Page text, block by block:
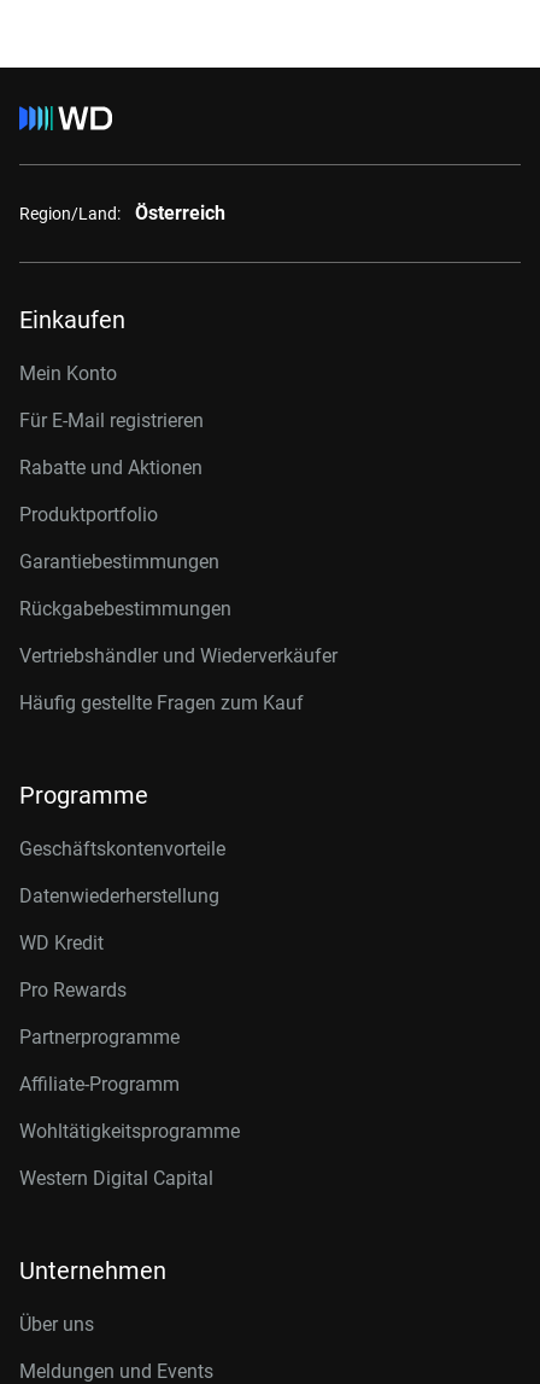
Region/Land: Österreich
Einkaufen
Mein Konto
Für E-Mail registrieren
Rabatte und Aktionen
Produktportfolio
Garantiebestimmungen
Rückgabebestimmungen
Vertriebshändler und Wiederverkäufer
Häufig gestellte Fragen zum Kauf
Programme
Geschäftskontenvorteile
Datenwiederherstellung
WD Kredit
Pro Rewards
Partnerprogramme
Affiliate-Programm
Wohltätigkeitsprogramme
Western Digital Capital
Unternehmen
Über uns
Meldungen und Events